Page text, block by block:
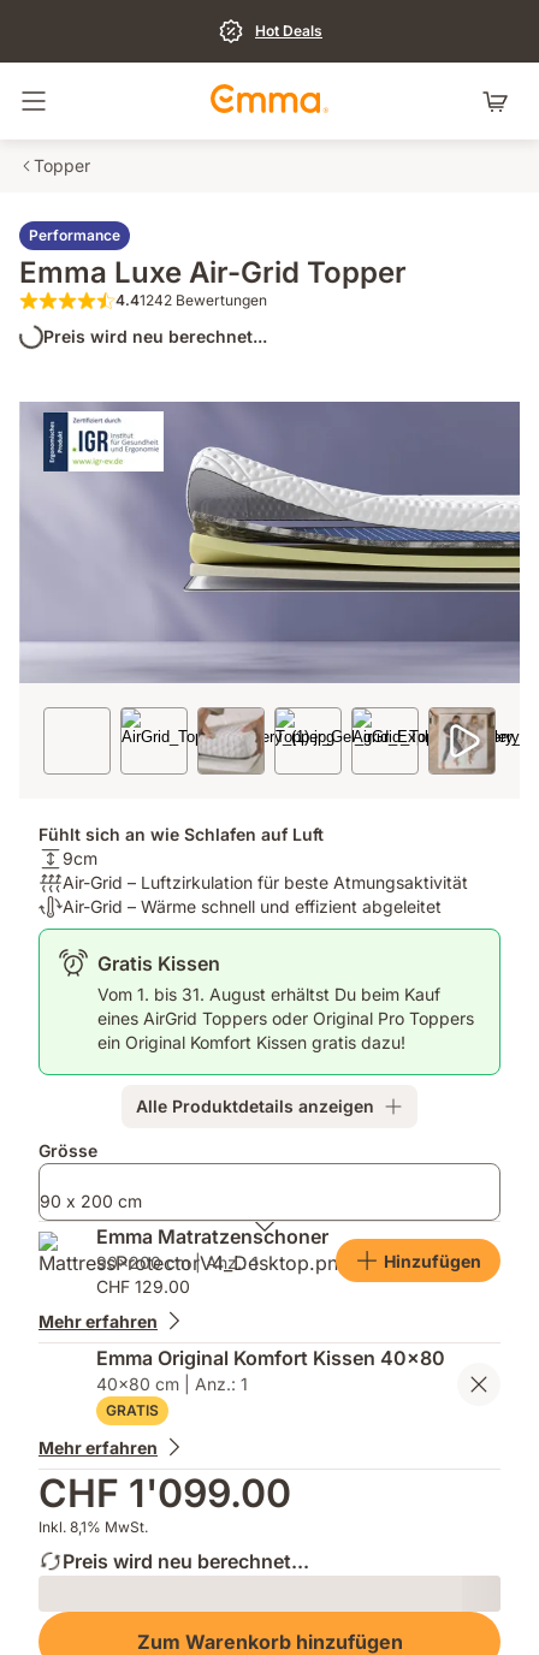
Hot Deals
Navigation umschalten
Topper
Performance
Emma Luxe Air-Grid Topper
4.4 von 5 Sternen 1242 Bewertungen
4.41242 Bewertungen
Preis wird neu berechnet...
Fühlt sich an wie Schlafen auf Luft
Matratzenhöhe:
9cm
9cm
Atmungsaktivität:
Air-
Grid
Luftzirkulation
Atmungsaktivität
Air-Grid – Luftzirkulation für beste Atmungsaktivität
Temperaturregulierung:
Air-
Grid
effizient
Air-Grid – Wärme schnell und effizient abgeleitet
Gratis Kissen
Vom 1. bis 31. August erhältst Du beim Kauf
eines AirGrid Toppers oder Original Pro Toppers
ein Original Komfort Kissen gratis dazu!
Alle Produktdetails anzeigen
Zusatzprodukte
Grösse
90 x 200 cm
Emma Matratzenschoner
90x200 cm | Anz.: 1
CHF 129.00
Hinzufügen
Mehr erfahren
Emma Original Komfort Kissen 40x80
40x80 cm | Anz.: 1
GRATIS
Mehr erfahren
CHF 1'099.00
Inkl. 8,1% MwSt.
Preis wird neu berechnet...
Loading
Zum Warenkorb hinzufügen